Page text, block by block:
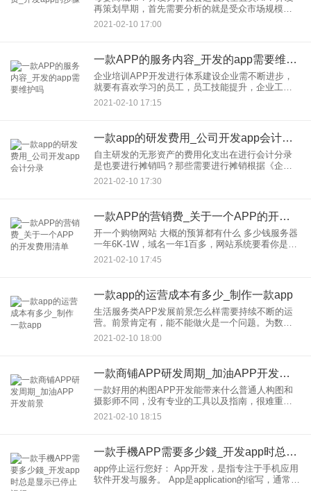
再策划早期，首先需要分析的就是受众市场规模以
及消费能力。母婴类人群庞大，消费能力巨大，因
此深受众多产品团队的青睐，也不足为奇。不过一
2021-02-10 17:00
一款APP的服务内容_开发的app需要维护吗
企业培训APP开发进行体系建设企业需不断进步，
就要有喜欢学习的员工，员工技能提升，企业工作
效率便会增高。企业培训APP开发为企业提供包括
体系建设、方案设计、项目落地、学习运营、技术
2021-02-10 17:15
一款app的研发费用_公司开发app会计分录
自主研发的无形资产的费用化支出在进行会计分录
是也要进行摊销吗？那些需要进行摊销根据《企业
研究开发费用税前扣除管理办法（试行）》的通知
（国税发[2008]116号）第七条 企业根据财务会计核
2021-02-10 17:30
一款APP的营销费_关于一个APP的开发费用清单
开一个购物网站 大概的预算都有什么 多少钱服务器
一年6K-1W，域名一年1百多，网站系统要看你是用
开源的，还是自己二次开发，价格不好说，开源的
免费，有定制的价格从几千到几万都有。如果你们
2021-02-10 17:45
一款app的运营成本有多少_制作一款app
生活服务类APP发展前景怎么样需要持续不断的运
营。前景肯定有，能不能做火是一个问题。为数不
多，你需要有一个APP，较好自己有研发能力，或
找到一个合适的一键生成APP的平台。第二，你需
2021-02-10 18:00
一款商铺APP研发周期_加油APP开发前景
一款好用的构图APP开发能带来什么普通人构图和
摄影师不同，没有专业的工具以及指南，很难重新
制作一个好作品。这样就能让用户在不同的构图中
选择自己满意的那款。 一款好用的构图APP开发到
2021-02-10 18:15
一款手機APP需要多少錢_开发app时总是显示已停止运行
app停止运行您好： App开发，是指专注于手机应用
软件开发与服务。 App是application的缩写，通常专